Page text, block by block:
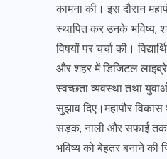
कामना की। इस दौरान
स्थापित कर उनके भविष्य,
विषयों पर चर्चा की।
और शहर में डिजिटल
स्वच्छता व्यवस्था तथा
सुझाव दिए।महापौर
सड़क, नाली और सफाई तक
भविष्य को बेहतर बनाने की